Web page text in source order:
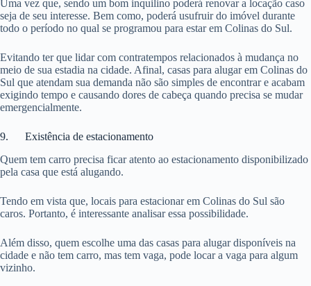
Uma vez que, sendo um bom inquilino poderá renovar a locação caso
seja de seu interesse. Bem como, poderá usufruir do imóvel durante
todo o período no qual se programou para estar em Colinas do Sul.
Evitando ter que lidar com contratempos relacionados à mudança no
meio de sua estadia na cidade. Afinal, casas para alugar em Colinas do
Sul que atendam sua demanda não são simples de encontrar e acabam
exigindo tempo e causando dores de cabeça quando precisa se mudar
emergencialmente.
9. Existência de estacionamento
Quem tem carro precisa ficar atento ao estacionamento disponibilizado
pela casa que está alugando.
Tendo em vista que, locais para estacionar em Colinas do Sul são
caros. Portanto, é interessante analisar essa possibilidade.
Além disso, quem escolhe uma das casas para alugar disponíveis na
cidade e não tem carro, mas tem vaga, pode locar a vaga para algum
vizinho.